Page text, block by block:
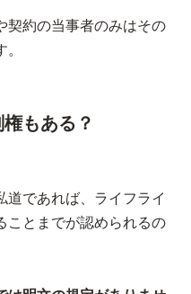
契約の当事者のみはその
もある？
道であれば、ライフライ
ことまでが認められるの